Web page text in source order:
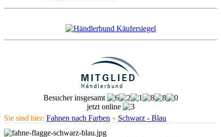
Besucher insgesamt
jetzt online
Sie sind hier: Fahnen nach Farben » Schwarz - Blau